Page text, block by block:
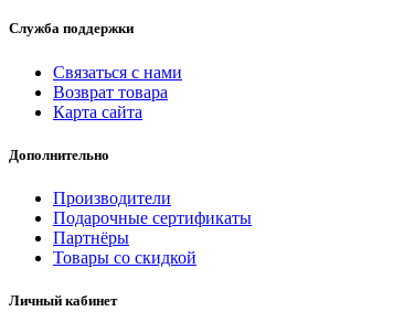
Служба поддержки
Связаться с нами
Возврат товара
Карта сайта
Дополнительно
Производители
Подарочные сертификаты
Партнёры
Товары со скидкой
Личный кабинет